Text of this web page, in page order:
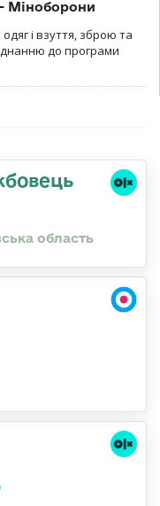
Міноборони
і взуття, зброю та
до програми
область